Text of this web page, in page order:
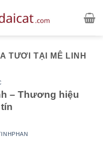
TƯƠI TẠI MÊ LINH
– Thương hiệu